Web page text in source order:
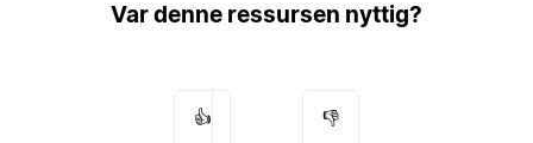
Var denne ressursen nyttig?
👍 👎